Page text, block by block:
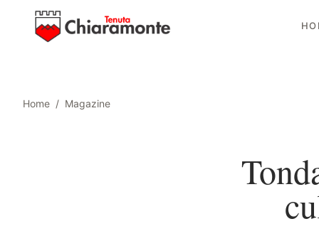
Home / Magazine